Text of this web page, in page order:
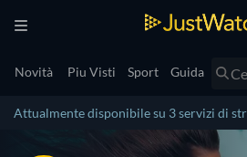
Novità Piu Visti Sport Guida
Attualmente disponibile su 3 servizi di